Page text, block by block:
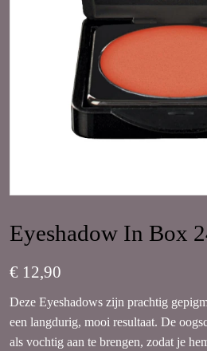
Eyeshadow In Box
€ 12,90
Deze Eyeshadows zijn prachtig
een langdurig, mooi resultaat. De
als vochtig aan te brengen, zodat je